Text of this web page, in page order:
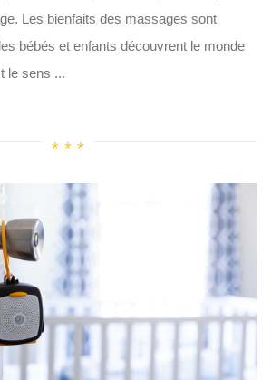
Les bienfaits des massages sont
bébés et enfants découvrent le monde
le sens ...